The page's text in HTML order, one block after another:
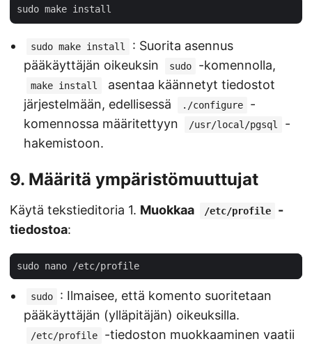
sudo make install
: Suorita asennus
pääkäyttäjän oikeuksin
sudo -komennolla,
make install
asentaa käännetyt tiedostot
järjestelmään, edellisessä
./configure
-
komennossa määritettyyn
/usr/local/pgsql
-
hakemistoon.
9. Määritä ympäristömuuttujat
Käytä tekstieditoria 1. Muokkaa /etc/profile
-
tiedostoa:
sudo
: Ilmaisee, että komento suoritetaan
pääkäyttäjän (ylläpitäjän) oikeuksilla.
/etc/profile
-tiedoston muokkaaminen vaatii